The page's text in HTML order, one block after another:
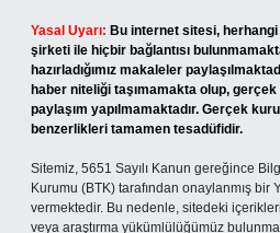
Yasal Uyarı: Bu internet sitesi,
şirketi ile hiçbir bağlantısı
hazırladığımız makaleler
haber niteliği taşımamakta olup,
paylaşım yapılmamaktadır. Gerçek
benzerlikleri tamamen tesadüfidir.
Sitemiz, 5651 Sayılı Kanun gereğince
Kurumu (BTK) tarafından onaylanmış bir
vermektedir. Bu nedenle, sitedeki
veya araştırma yükümlülüğümüz